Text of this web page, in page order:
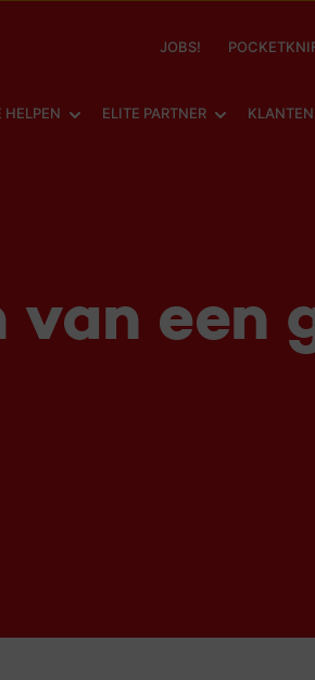
JOBS!
FOR
HELPEN SHOW SUBMENU FOR
ELITE PARTNER SHOWKLANTEN
een